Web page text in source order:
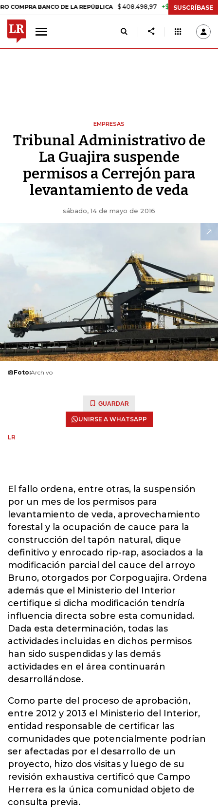
BANCO DE LA REPÚBLICA $ 408.498,97 +$ 8.753,81 +2,19%
SUSCRÍBASE
EMPRESAS
Tribunal Administrativo de
La Guajira suspende
permisos a Cerrejón para
levantamiento de veda
sábado, 14 de mayo de 2016
Foto:Archivo
GUARDAR
UNIRSE A WHATSAPP
LR
El fallo ordena, entre otras, la suspensión
por un mes de los permisos para
levantamiento de veda, aprovechamiento
forestal y la ocupación de cauce para la
construcción del tapón natural, dique
definitivo y enrocado rip-rap, asociados a la
modificación parcial del cauce del arroyo
Bruno, otorgados por Corpoguajira. Ordena
además que el Ministerio del Interior
certifique si dicha modificación tendría
influencia directa sobre esta comunidad.
Dada esta determinación, todas las
actividades incluidas en dichos permisos
han sido suspendidas y las demás
actividades en el área continuarán
desarrollándose.
Como parte del proceso de aprobación,
entre 2012 y 2013 el Ministerio del Interior,
entidad responsable de certificar las
comunidades que potencialmente podrían
ser afectadas por el desarrollo de un
proyecto, hizo dos visitas y luego de su
revisión exhaustiva certificó que Campo
Herrera es la única comunidad objeto de
consulta previa.